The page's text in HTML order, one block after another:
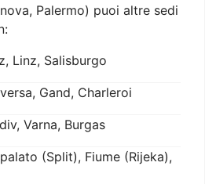
Palermo) puoi altre sedi
Linz, Salisburgo
Gand, Charleroi
Varna, Burgas
(Split), Fiume (Rijeka),